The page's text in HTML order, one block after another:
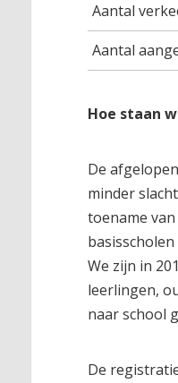
Aantal
Aantal
Hoe staan
De
minder
toename
We zijn in
leerlingen,
naar school
De